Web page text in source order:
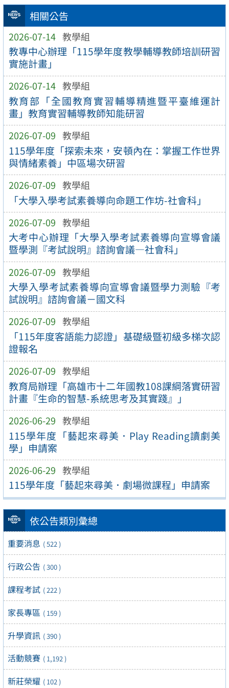
相關公告
2026-07-14 教學組
教專中心辦理「115學年度教學輔導教師培訓研習
實施計畫」
2026-07-14 教學組
教育部「全國教育實習輔導精進暨平臺維運計
畫」教育實習輔導教師知能研習
2026-07-09 教學組
115學年度「探索未來，安頓內在：掌握工作世界
與情緒素養」中區場次研習
2026-07-09 教學組
「大學入學考試素養導向命題工作坊-社會科」
2026-07-09 教學組
大考中心辦理「大學入學考試素養導向宣導會議
暨學測『考試說明』諮詢會議—社會科」
2026-07-09 教學組
大學入學考試素養導向宣導會議暨學力測驗『考
試說明』諮詢會議－國文科
2026-07-09 教學組
「115年度客語能力認證」基礎級暨初級多梯次認
證報名
2026-07-09 教學組
教育局辦理「高雄市十二年國教108課綱落實研習
計畫『生命的智慧-系統思考及其實踐』」
2026-06-29 教學組
115學年度「藝起來尋美．Play Reading讀劇美
學」申請案
2026-06-29 教學組
115學年度「藝起來尋美．劇場微課程」申請案
依公告類別彙總
重要消息 ( 522 )
行政公告 ( 300 )
課程考試 ( 222 )
家長專區 ( 159 )
升學資訊 ( 390 )
活動競賽 ( 1,192 )
新莊榮耀 ( 102 )